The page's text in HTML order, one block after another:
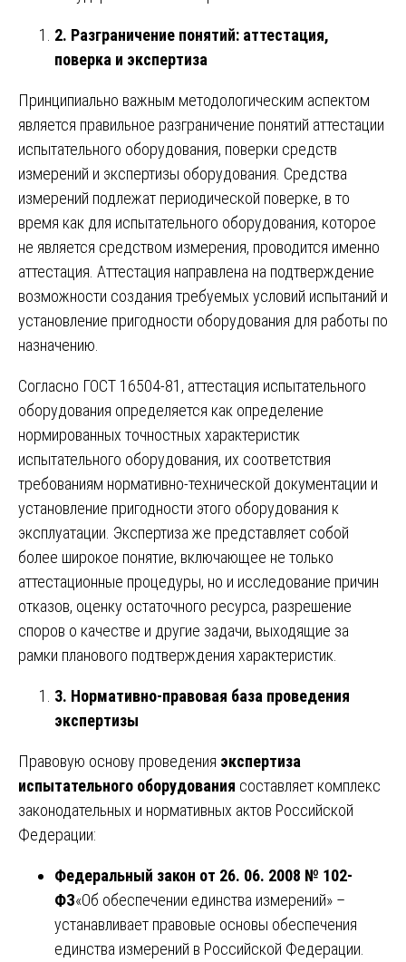
2. Разграничение понятий: аттестация,
поверка и экспертиза
Принципиально важным методологическим аспектом
является правильное разграничение понятий аттестации
испытательного оборудования, поверки средств
измерений и экспертизы оборудования. Средства
измерений подлежат периодической поверке, в то
время как для испытательного оборудования, которое
не является средством измерения, проводится именно
аттестация. Аттестация направлена на подтверждение
возможности создания требуемых условий испытаний и
установление пригодности оборудования для работы по
назначению.
Согласно ГОСТ 16504-81, аттестация испытательного
оборудования определяется как определение
нормированных точностных характеристик
испытательного оборудования, их соответствия
требованиям нормативно-технической документации и
установление пригодности этого оборудования к
эксплуатации. Экспертиза же представляет собой
более широкое понятие, включающее не только
аттестационные процедуры, но и исследование причин
отказов, оценку остаточного ресурса, разрешение
споров о качестве и другие задачи, выходящие за
рамки планового подтверждения характеристик.
3. Нормативно-правовая база проведения
экспертизы
Правовую основу проведения экспертиза
испытательного оборудования составляет комплекс
законодательных и нормативных актов Российской
Федерации:
Федеральный закон от 26. 06. 2008 № 102-
ФЗ«Об обеспечении единства измерений» –
устанавливает правовые основы обеспечения
единства измерений в Российской Федерации.